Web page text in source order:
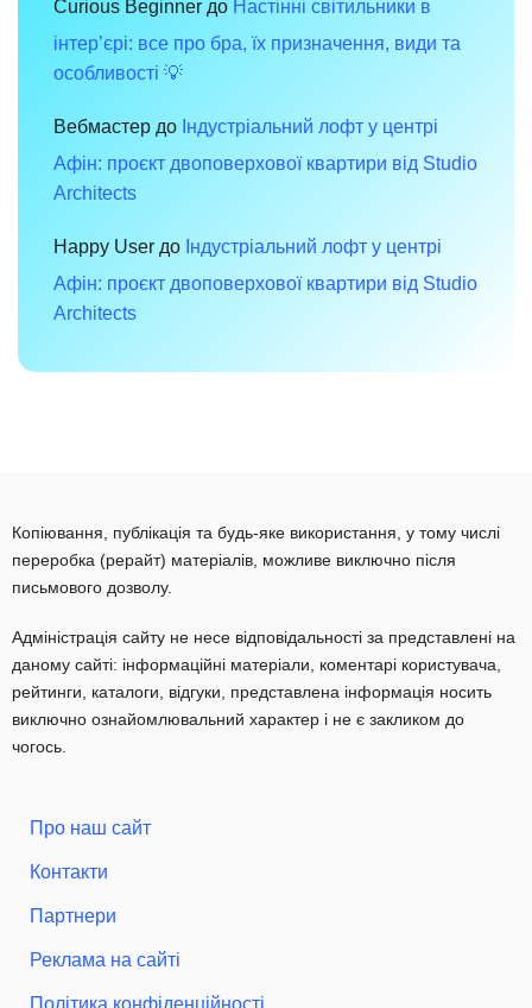
Curious Beginner до Настінні світильники в
інтер’єрі: все про бра, їх призначення, види та
особливості 💡
Вебмастер до Індустріальний лофт у центрі
Афін: проєкт двоповерхової квартири від Studio
Architects
Happy User до Індустріальний лофт у центрі
Афін: проєкт двоповерхової квартири від Studio
Architects
Копіювання, публікація та будь-яке використання, у тому числі
переробка (рерайт) матеріалів, можливе виключно після
письмового дозволу.
Адміністрація сайту не несе відповідальності за представлені на
даному сайті: інформаційні матеріали, коментарі користувача,
рейтинги, каталоги, відгуки, представлена інформація носить
виключно ознайомлювальний характер і не є закликом до
чогось.
Про наш сайт
Контакти
Партнери
Реклама на сайті
Політика конфіденційності